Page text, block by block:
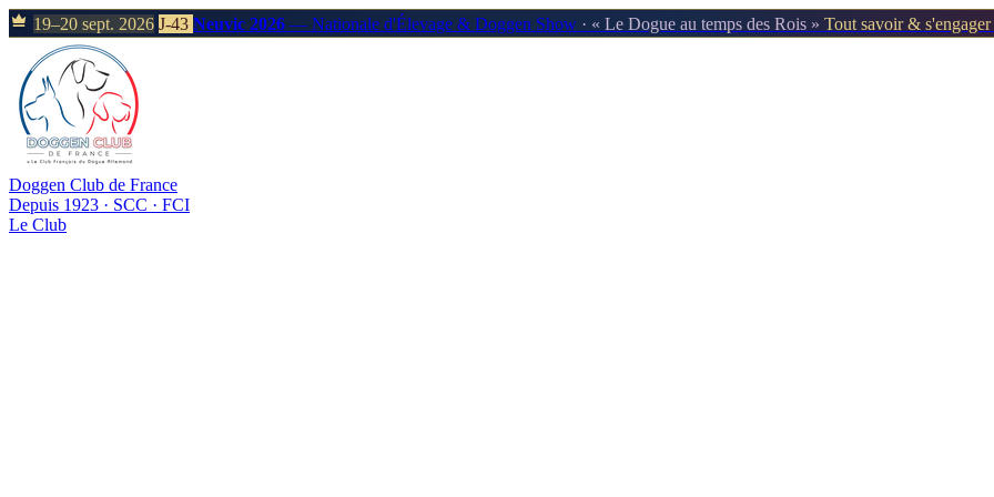
19–20 sept. 2026 J-43 Neuvic 2026 — Nationale d'Élevage & Doggen Show · « Le Dogue au temps des Rois » Tout savoir &
Doggen Club de France
Depuis 1923 · SCC · FCI
Le Club